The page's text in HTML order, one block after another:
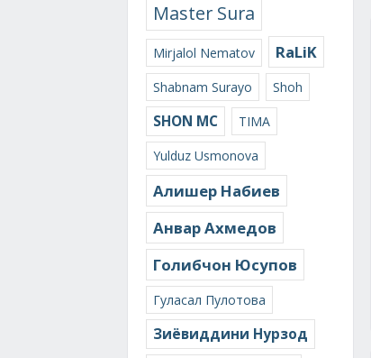
Master Sura
Mirjalol Nematov RaLiK
Shabnam Surayo Shoh
SHON MC
TIMA
Yulduz Usmonova
Алишер Набиев
Анвар Ахмедов
Голибчон Юсупов
Гуласал Пулотова
Зиёвиддини Нурзод